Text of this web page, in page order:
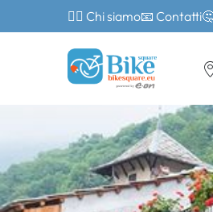
🙎‍♂️ Chi siamo📧 Contatti